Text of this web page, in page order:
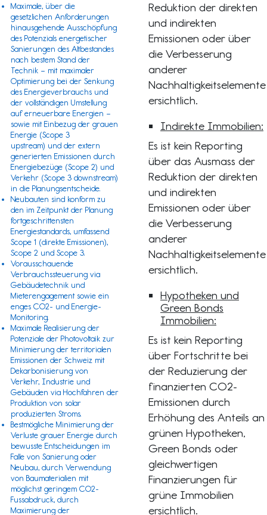
Maximale, über die
gesetzlichen Anforderungen
hinausgehende Ausschöpfung
des Potenzials energetischer
Sanierungen des Altbestandes
nach bestem Stand der
Technik – mit maximaler
Optimierung bei der Senkung
des Energieverbrauchs und
der vollständigen Umstellung
auf erneuerbare Energien –
sowie mit Einbezug der grauen
Energie (Scope 3
upstream) und der extern
generierten Emissionen durch
Energiebezüge (Scope 2) und
Verkehr (Scope 3downstream)
in die Planungsentscheide.
Neubauten sind konform zu
den im Zeitpunkt der Planung
fortgeschrittensten
Energiestandards, umfassend
Scope 1 (direkte Emissionen),
Scope 2 und Scope 3.
Vorausschauende
Verbrauchssteuerung via
Gebäudetechnik und
Mieterengagement sowie ein
enges CO2- und Energie-
Monitoring.
Maximale Realisierung der
Potenziale der Photovoltaik zur
Minimierung der territorialen
Emissionen der Schweiz mit
Dekarbonisierung von
Verkehr, Industrie und
Gebäuden via Hochfahren der
Produktion von solar
produzierten Stroms.
Bestmögliche Minimierung der
Verluste grauer Energie durch
bewusste Entscheidungen im
Falle von Sanierung oder
Neubau, durch Verwendung
von Baumaterialien mit
möglichst geringem CO2-
Fussabdruck, durch
Maximierung der
Reduktion der direkten
und indirekten
Emissionen oder über
die Verbesserung
anderer
Nachhaltigkeitselemente
ersichtlich.
Indirekte Immobilien:
Es ist kein Reporting
über das Ausmass der
Reduktion der direkten
und indirekten
Emissionen oder über
die Verbesserung
anderer
Nachhaltigkeitselemente
ersichtlich.
Hypotheken und
Green Bonds
Immobilien:
Es ist kein Reporting
über Fortschritte bei
der Reduzierung der
finanzierten CO2-
Emissionen durch
Erhöhung des Anteils an
grünen Hypotheken,
Green Bonds oder
gleichwertigen
Finanzierungen für
grüne Immobilien
ersichtlich.